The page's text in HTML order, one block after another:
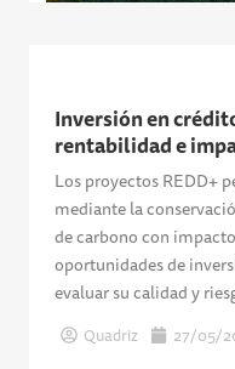
Inversión en
rentabilidad e
Los proyectos REDD+
mediante la
de carbono con
oportunidades de
evaluar su calidad y
Quadriz 27/05/